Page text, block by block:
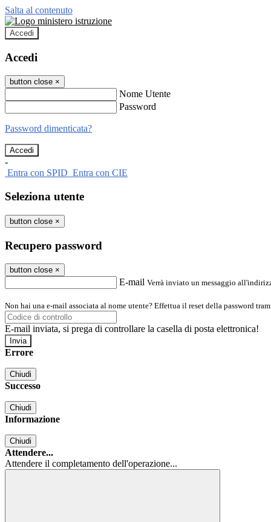
Salta al contenuto
Accedi
Accedi
button close ×
Nome Utente
Password
Password dimenticata?
-
Entra con SPID Entra con CIE
Seleziona utente
button close ×
Recupero password
button close ×
E-mail Verrà inviato un messaggio
Non hai una e-mail associata al nome utente? Effettua il reset della password
E-mail inviata, si prega di controllare la casella di posta elettronica!
Errore
Chiudi
Successo
Chiudi
Informazione
Chiudi
Attendere...
Attendere il completamento dell'operazione...